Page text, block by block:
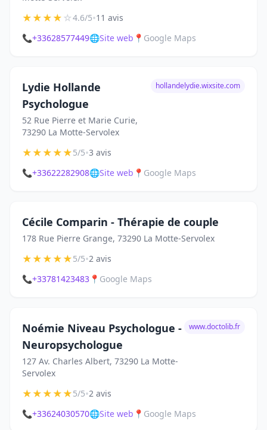
★★★★☆4.6/5•11 avis
📞+33628577449🌐Site web 📍 Google Maps
Lydie Hollande
Psychologue
52 Rue Pierre et Marie Curie,
73290 La Motte-Servolex
hollandelydie.wixsite.com
★★★★★5/5•3 avis
📞+33622282908🌐Site web 📍 Google Maps
Cécile Comparin - Thérapie de couple
178 Rue Pierre Grange, 73290 La Motte-Servolex
★★★★★5/5•2 avis
📞+33781423483 📍 Google Maps
Noémie Niveau Psychologue -
Neuropsychologue
127 Av. Charles Albert, 73290 La Motte-
Servolex
www.doctolib.fr
★★★★★5/5•2 avis
📞+33624030570🌐Site web 📍 Google Maps